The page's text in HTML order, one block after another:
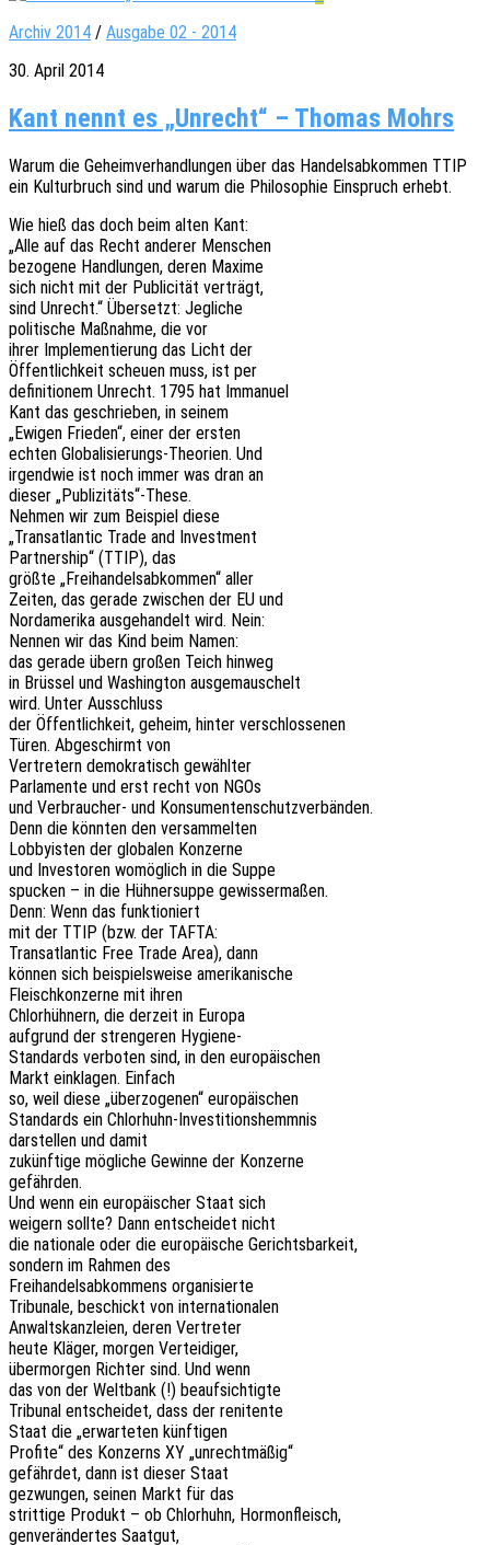
Archiv 2014 / Ausgabe 02 - 2014
30. April 2014
Kant nennt es „Unrecht“ – Thomas Mohrs
Warum die Geheim­ver­hand­lun­gen über das Handels­ab­kom­men TTIP
ein Kultur­bruch sind und warum die Philo­so­phie Einspruch erhebt.
Wie hieß das doch beim alten Kant:
„Alle auf das Recht ande­rer Menschen
bezo­ge­ne Hand­lun­gen, deren Maxime
sich nicht mit der Publi­ci­tät verträgt,
sind Unrecht.“ Über­setzt: Jegliche
poli­ti­sche Maßnah­me, die vor
ihrer Imple­men­tie­rung das Licht der
Öffent­lich­keit scheu­en muss, ist per
defi­ni­tio­nem Unrecht. 1795 hat Immanuel
Kant das geschrie­ben, in seinem
„Ewigen Frie­den“, einer der ersten
echten Globa­li­sie­rungs-Theo­rien. Und
irgend­wie ist noch immer was dran an
dieser „Publizitäts“-These.
Nehmen wir zum Beispiel diese
„Trans­at­lan­tic Trade and Investment
Part­ner­ship“ (TTIP), das
größte „Frei­han­dels­ab­kom­men“ aller
Zeiten, das gerade zwischen der EU und
Nord­ame­ri­ka ausge­han­delt wird. Nein:
Nennen wir das Kind beim Namen:
das gerade übern großen Teich hinweg
in Brüs­sel und Washing­ton ausgemauschelt
wird. Unter Ausschluss
der Öffent­lich­keit, geheim, hinter verschlossenen
Türen. Abge­schirmt von
Vertre­tern demo­kra­tisch gewählter
Parla­men­te und erst recht von NGOs
und Verbrau­cher- und Konsumentenschutzverbänden.
Denn die könn­ten den versammelten
Lobby­is­ten der globa­len Konzerne
und Inves­to­ren womög­lich in die Suppe
spucken – in die Hühner­sup­pe gewissermaßen.
Denn: Wenn das funktioniert
mit der TTIP (bzw. der TAFTA:
Trans­at­lan­tic Free Trade Area), dann
können sich beispiels­wei­se amerikanische
Fleisch­kon­zer­ne mit ihren
Chlor­hüh­nern, die derzeit in Europa
aufgrund der stren­ge­ren Hygiene-
Stan­dards verbo­ten sind, in den europäischen
Markt einkla­gen. Einfach
so, weil diese „über­zo­ge­nen“ europäischen
Stan­dards ein Chlorhuhn-Investitionshemmnis
darstel­len und damit
zukünf­ti­ge mögli­che Gewin­ne der Konzerne
gefährden.
Und wenn ein euro­päi­scher Staat sich
weigern sollte? Dann entschei­det nicht
die natio­na­le oder die euro­päi­sche Gerichtsbarkeit,
sondern im Rahmen des
Frei­han­dels­ab­kom­mens organisierte
Tribu­na­le, beschickt von internationalen
Anwalts­kanz­lei­en, deren Vertreter
heute Kläger, morgen Verteidiger,
über­mor­gen Rich­ter sind. Und wenn
das von der Welt­bank (!) beaufsichtigte
Tribu­nal entschei­det, dass der renitente
Staat die „erwar­te­ten künftigen
Profi­te“ des Konzerns XY „unrecht­mä­ßig“
gefähr­det, dann ist dieser Staat
gezwun­gen, seinen Markt für das
strit­ti­ge Produkt – ob Chlor­huhn, Hormonfleisch,
genver­än­der­tes Saatgut,